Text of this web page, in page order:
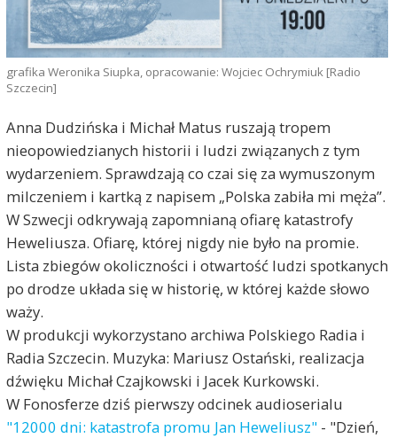
grafika Weronika Siupka, opracowanie: Wojciec Ochrymiuk [Radio
Szczecin]
Anna Dudzińska i Michał Matus ruszają tropem
nieopowiedzianych historii i ludzi związanych z tym
wydarzeniem. Sprawdzają co czai się za wymuszonym
milczeniem i kartką z napisem „Polska zabiła mi męża”.
W Szwecji odkrywają zapomnianą ofiarę katastrofy
Heweliusza. Ofiarę, której nigdy nie było na promie.
Lista zbiegów okoliczności i otwartość ludzi spotkanych
po drodze układa się w historię, w której każde słowo
waży.
W produkcji wykorzystano archiwa Polskiego Radia i
Radia Szczecin. Muzyka: Mariusz Ostański, realizacja
dźwięku Michał Czajkowski i Jacek Kurkowski.
W Fonosferze dziś pierwszy odcinek audioserialu
"12000 dni: katastrofa promu Jan Heweliusz"- "Dzień,